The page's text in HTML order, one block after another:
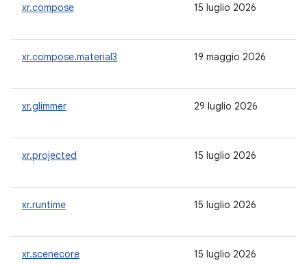
xr.compose 15 luglio 2026
xr.compose.material3 19 maggio 2026
xr.glimmer 29 luglio 2026
xr.projected 15 luglio 2026
xr.runtime 15 luglio 2026
xr.scenecore 15 luglio 2026